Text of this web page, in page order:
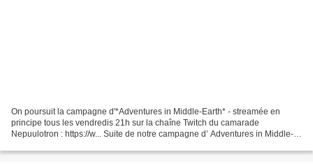
On poursuit la campagne d'*Adventures in Middle-Earth* - streamée en
principe tous les vendredis 21h sur la chaîne Twitch du camarade
Nepuulotron : https://w... Suite de notre campagne d’ Adventures in Middle-